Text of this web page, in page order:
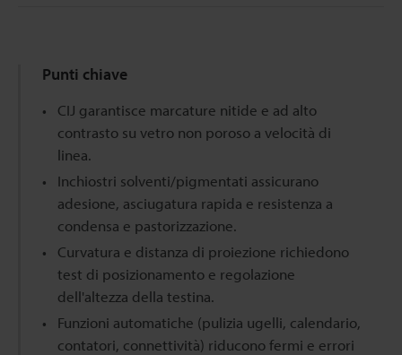
Punti chiave
CIJ garantisce marcature nitide e ad alto
contrasto su vetro non poroso a velocità di
linea.
Inchiostri solventi/pigmentati assicurano
adesione, asciugatura rapida e resistenza a
condensa e pastorizzazione.
Curvatura e distanza di proiezione richiedono
test di posizionamento e regolazione
dell'altezza della testina.
Funzioni automatiche (pulizia ugelli, calendario,
contatori, connettività) riducono fermi e errori